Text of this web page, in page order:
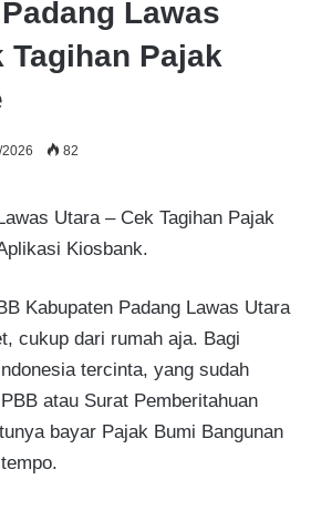
Lawas
Tagihan Pajak
82
Utara – Cek Tagihan Pajak
Kiosbank.
Kabupaten Padang Lawas Utara
cukup dari rumah aja. Bagi
tercinta, yang sudah
atau Surat Pemberitahuan
bayar Pajak Bumi Bangunan